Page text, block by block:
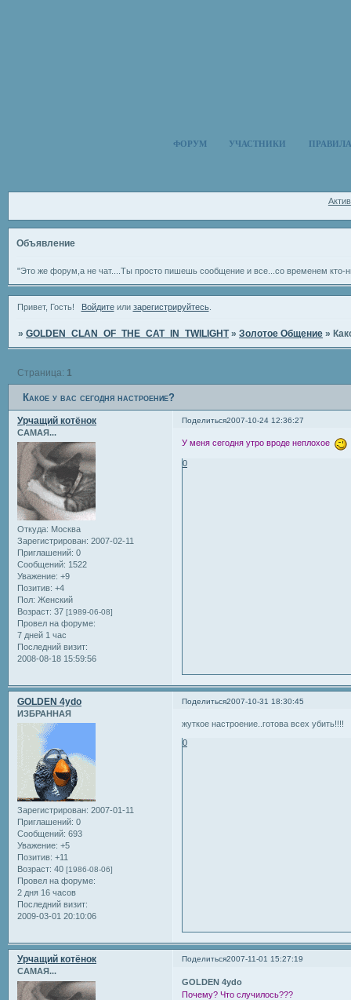
ФОРУМ УЧАСТНИКИ ПРАВИЛА
Объявление
"Это же форум,а не чат....Ты просто пишешь сообщение и все...со временем
Привет, Гость! Войдитеили зарегистрируйтесь.
»GOLDEN_CLAN_OF_THE_CAT_IN_TWILIGHT »Золотое Общение »
Какое у вас сегодня настроение?
Страница: 1
Поделиться2007-10-24 12:36:27
Урчащий котёнок
САМАЯ...
Откуда: Москва
Зарегистрирован: 2007-02-11
Приглашений: 0
Сообщений: 1522
Уважение: +9
Позитив: +4
Пол: Женский
Возраст: 37 [1989-06-08]
Провел на форуме:
7 дней 1 час
Последний визит:
2008-08-18 15:59:56
У меня сегодня утро вроде неплохое
0
Поделиться2007-10-31 18:30:45
GOLDEN 4ydo
ИЗБРАННАЯ
Зарегистрирован: 2007-01-11
Приглашений: 0
Сообщений: 693
Уважение: +5
Позитив: +11
Возраст: 40 [1986-08-06]
Провел на форуме:
2 дня 16 часов
Последний визит:
2009-03-01 20:10:06
жуткое настроение..готова всех убить!!!!
0
Поделиться2007-11-01 15:27:19
Урчащий котёнок
САМАЯ...
GOLDEN 4ydo
Почему? Что случилось???